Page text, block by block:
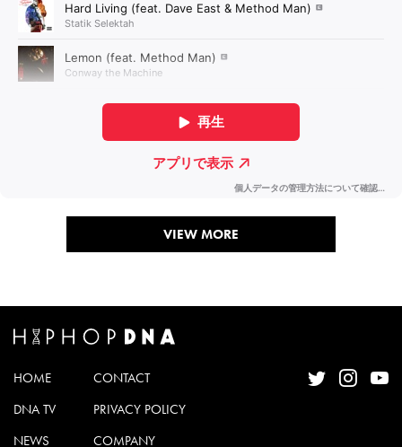
VIEW MORE
HOME
DNA TV
NEWS
CONTACT
PRIVACY POLICY
COMPANY